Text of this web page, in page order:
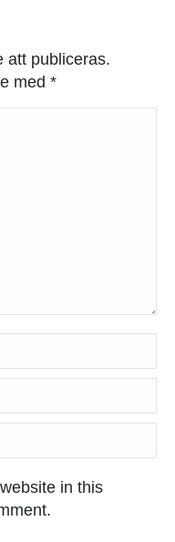
att publiceras.
med *
in this